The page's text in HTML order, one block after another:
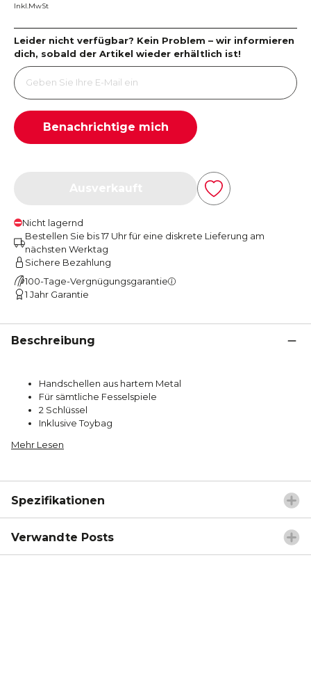
Inkl.MwSt
Leider nicht verfügbar? Kein Problem – wir informieren
dich, sobald der Artikel wieder erhältlich ist!
Benachrichtige mich
Nicht lagernd
Bestellen Sie bis 17 Uhr für eine diskrete Lieferung am
nächsten Werktag
Sichere Bezahlung
100-Tage-Vergnügungsgarantie
1 Jahr Garantie
Beschreibung
Handschellen aus hartem Metal
Für sämtliche Fesselspiele
2 Schlüssel
Inklusive Toybag
Mehr Lesen
Spezifikationen
Verwandte Posts